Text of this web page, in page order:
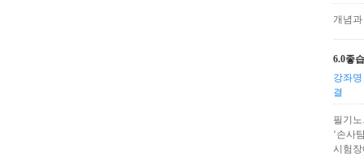
개념
6.0좋
강좌
결
필기
‘손사
시험